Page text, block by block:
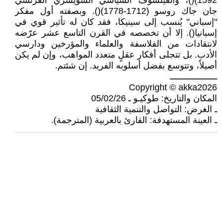
جان جاك روسو (1712-1778)(). وبصفته أول مفكر
"إسباني" يُنسب إلى سينيكا، فقد كان له تأثير قوي في
إسبانيا(). إلا أن تخصصه في القرن التاسع عشر عرّضه
لانتقادات من الفلاسفة والعلماء والمؤرخين ودارسي
الأدب. بل تتجلى أفكار عقلٍ متعدد المواهب، وإن لم يكن
أصيلاً، وتتوسع بفضل أسلوبه الفريد. إن شئتم.
ـــــــــــــــــــ
Copyright © akka2026
المكان والتاريخ: طوكيـو ـ 05/02/26
ـ الغرض: التواصل والتنمية الثقافية
ـ العينة المستهدفة: القارئ بالعربية (المترجمة).